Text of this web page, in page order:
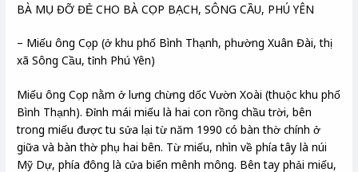
BÀ MỤ ĐỠ ĐẺ CHO BÀ CỌP BẠCH, SÔNG CẦU, PHÚ YÊN
– Miếu ông Cọp (ở khu phố Bình Thạnh, phường Xuân Đài, thị
xã Sông Cầu, tỉnh Phú Yên)
Miếu ông Cọp nằm ở lưng chừng dốc Vườn Xoài (thuộc khu phố
Bình Thạnh). Đỉnh mái miếu là hai con rồng chầu trời, bên
trong miếu được tu sửa lại từ năm 1990 có bàn thờ chính ở
giữa và bàn thờ phụ hai bên. Từ miếu, nhìn về phía tây là núi
Mỹ Dự, phía đông là cửa biển mênh mông. Bên tay phải miếu,